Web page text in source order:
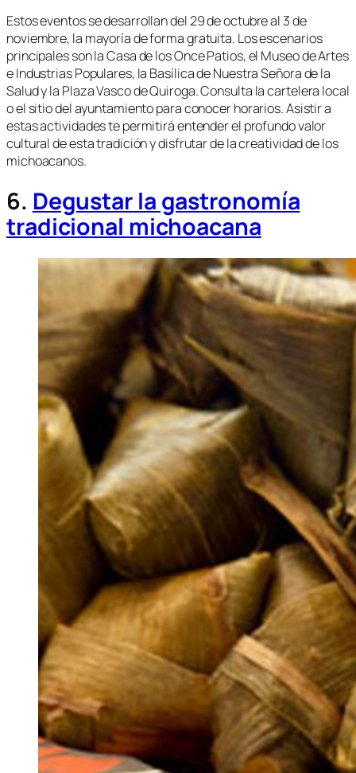
Estos eventos se desarrollan del 29 de octubre al 3 de
noviembre, la mayoría de forma gratuita. Los escenarios
principales son la Casa de los Once Patios, el Museo de Artes
e Industrias Populares, la Basílica de Nuestra Señora de la
Salud y la Plaza Vasco de Quiroga. Consulta la cartelera local
o el sitio del ayuntamiento para conocer horarios. Asistir a
estas actividades te permitirá entender el profundo valor
cultural de esta tradición y disfrutar de la creatividad de los
michoacanos.
6. Degustar la gastronomía
tradicional michoacana